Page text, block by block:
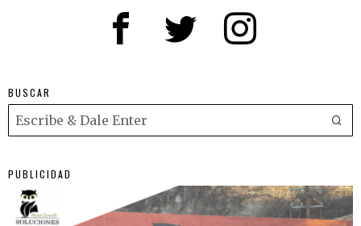
BUSCAR
PUBLICIDAD